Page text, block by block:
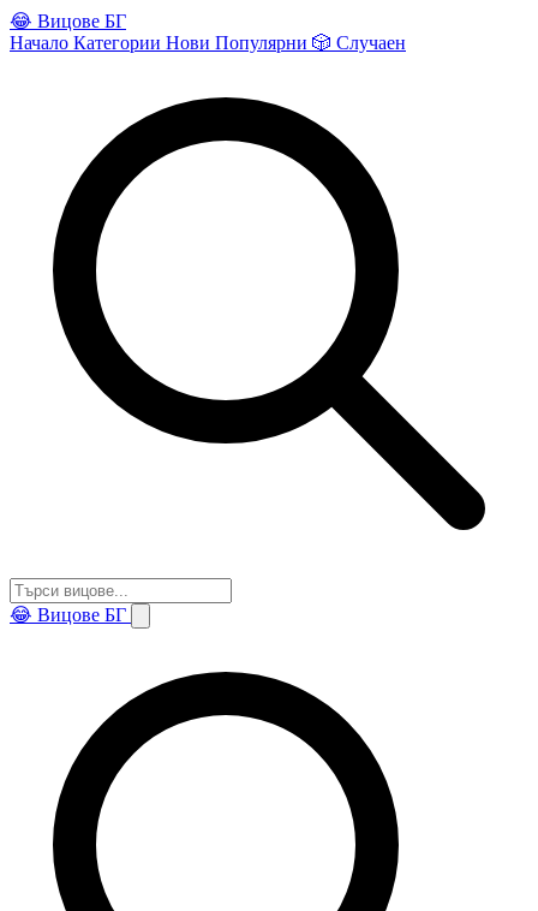
😂 Вицове БГ
Начало Категории Нови Популярни 🎲 Случаен
😂 Вицове БГ